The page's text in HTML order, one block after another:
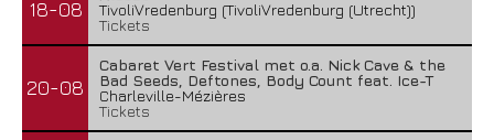
18-08
TivoliVredenburg (TivoliVredenburg (Utrecht))
Tickets
20-08
Cabaret Vert Festival met o.a. Nick Cave & the
Bad Seeds, Deftones, Body Count feat. Ice-T
Charleville-Mézières
Tickets